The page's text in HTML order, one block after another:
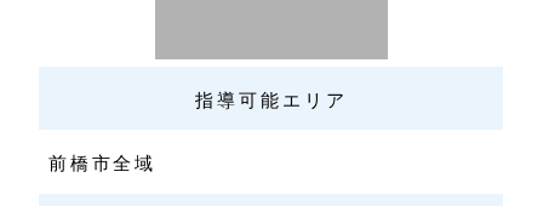
指導可能エリア
前橋市全域